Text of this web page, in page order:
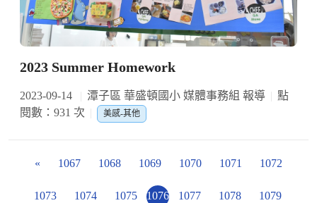
2023 Summer Homework
2023-09-14 潭子區 華盛頓國小 媒體事務組 報導
點
閱數：931 次
美感-其他
« 1067 1068 1069 1070 1071 1072
1073 1074 1075 1076 1077 1078 1079